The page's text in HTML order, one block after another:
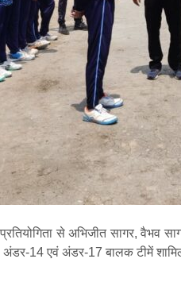
से अभिजीत सागर, वैभव
14 एवं अंडर-17 बालक टीमें